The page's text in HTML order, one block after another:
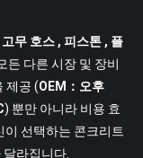
무 호스 , 피스톤 , 플
든 다른 시장 및 장비
제공 (OEM：오후
) 뿐만 아니라 비용 효
이 선택하는 콘크리트
달라집니다.